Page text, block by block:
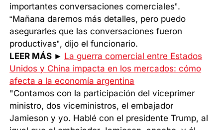
importantes conversaciones comerciales”.
“Mañana daremos más detalles, pero puedo
asegurarles que las conversaciones fueron
productivas”, dijo el funcionario.
LEER MÁS ► La guerra comercial entre Estados
Unidos y China impacta en los mercados: cómo
afecta a la economía argentina
"Contamos con la participación del viceprimer
ministro, dos viceministros, el embajador
Jamieson y yo. Hablé con el presidente Trump, al